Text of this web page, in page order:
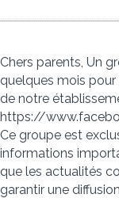
Chers parents, Un
quelques mois
de notre
https://
Ce groupe est
informations
que les actualités
garantir une